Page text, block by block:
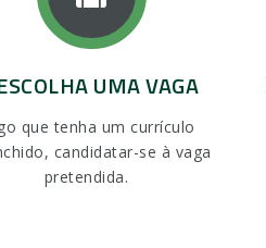
UMA VAGA
que tenha um currículo
candidatar-se à vaga
pretendida.